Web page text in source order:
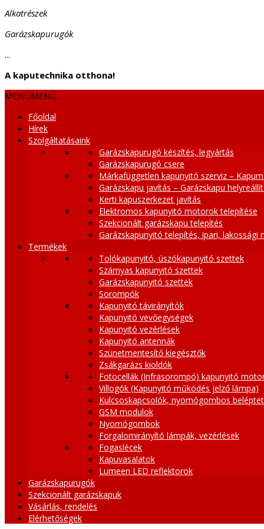
Alkatrészek
Garázskapurugók
...
A kaputechnika otthona!
MENÜMENÜ
Főoldal
Hírek
Szolgáltatásaink
Garázskapurugó készítés, legyártás
Garázskapurugó csere
Márkafüggetlen kapunyitó szerviz –
Garázskapu javítás – Garázskapu
Kerti kapuszerkezet javítás
Elektromos kapunyitó motorok telepítése
Szekcionált garázskapu telepítés
Garázskapunyitó telepítés, ipari, lakossági
Termékek
Tolókapunyitó, úszókapunyitó szettek
Szárnyas kapunyitó szettek
Garázskapunyitó szettek
Sorompók
Kapunyitó távirányítók
Kapunyitó vevőegységek
Kapunyitó vezérlések
Kapunyitó antennák
Szünetmentesítő kiegésztők
Zsákgarázs kioldók
Fotocellák (Infrasorompó) kapunyitó
Villogók (Kapunyitó működés jelző lámpa)
Kulcsoskapcsolók, nyomógombos
GSM modulok
Nyomógombok
Forgalomirányító lámpák, vezérlések
Fogaslécek
Kapuvasalatok
Lumeen LED reflektorok
Garázskapurugók
Szekcionált garázskapuk
Vásárlás, rendelés
Elérhetőségek